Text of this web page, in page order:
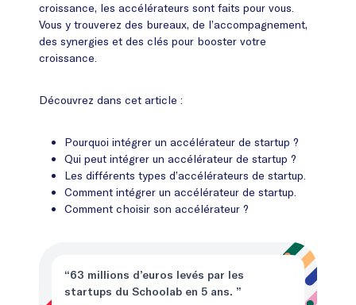
croissance, les accélérateurs sont faits pour vous.
Vous y trouverez des bureaux, de l’accompagnement,
des synergies et des clés pour booster votre
croissance.
Découvrez dans cet article :
Pourquoi intégrer un accélérateur de startup ?
Qui peut intégrer un accélérateur de startup ?
Les différents types d’accélérateurs de startup.
Comment intégrer un accélérateur de startup.
Comment choisir son accélérateur ?
“63 millions d’euros levés par les
startups du Schoolab en 5 ans. ”